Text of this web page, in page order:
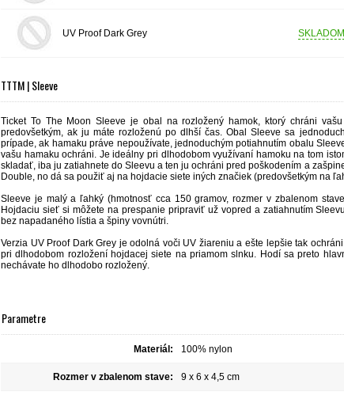
UV Proof Dark Grey SKLADOM
TTTM | Sleeve
Ticket To The Moon Sleeve je obal na rozložený hamok, ktorý chráni
predovšetkým, ak ju máte rozloženú po dlhší čas. Obal Sleeve sa
prípade, ak hamaku práve nepoužívate, jednoduchým potiahnutím obalu
vašu hamaku ochráni. Je ideálny pri dlhodobom využívaní hamoku na tom
skladať, iba ju zatiahnete do Sleevu a ten ju ochráni pred poškodením a
Double, no dá sa použiť aj na hojdacie siete iných značiek (predovšetkým na
Sleeve je malý a ľahký (hmotnosť cca 150 gramov, rozmer v zbalenom
Hojdaciu sieť si môžete na prespanie pripraviť už vopred a zatiahnutím
bez napadaného lístia a špiny vovnútri.
Verzia UV Proof Dark Grey je odolná voči UV žiareniu a ešte lepšie tak
pri dlhodobom rozložení hojdacej siete na priamom slnku. Hodí sa preto
nechávate ho dlhodobo rozložený.
Parametre
Materiál: 100% nylon
Rozmer v zbalenom stave: 9 x 6 x 4,5 cm